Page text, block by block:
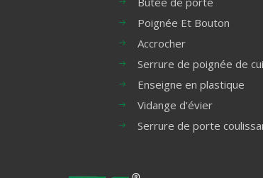
Poignée Et Bouton
Accrocher
Serrure de poignée de
Enseigne en plastique
Vidange d'évier
Serrure de porte